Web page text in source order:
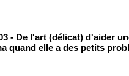
- De l'art (délicat) d'aider
quand elle a des petits